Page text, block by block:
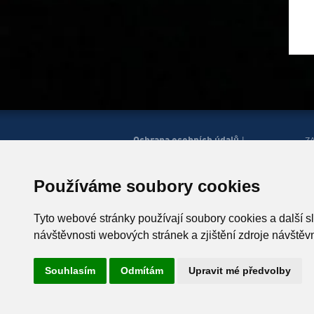
Používáme soubory cookies
Tyto webové stránky používají soubory cookies a další
návštěvnosti webových stránek a zjištění zdroje
Souhlasím Odmítám Upravit mé předvolby
Ochrana osobních údajů|
543 51 Špindlerův Mlýn 260,
T +420 499 433 230
Vyrobil Simopt, s.r.o., 2026